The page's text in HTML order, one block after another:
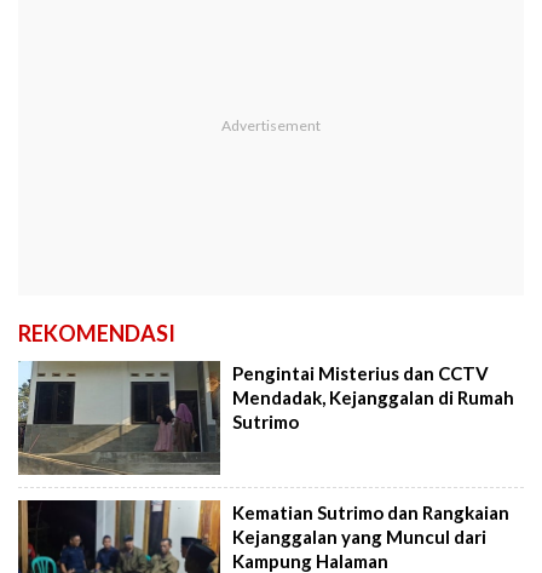
REKOMENDASI
Pengintai Misterius dan CCTV
Mendadak, Kejanggalan di Rumah
Sutrimo
Kematian Sutrimo dan Rangkaian
Kejanggalan yang Muncul dari
Kampung Halaman